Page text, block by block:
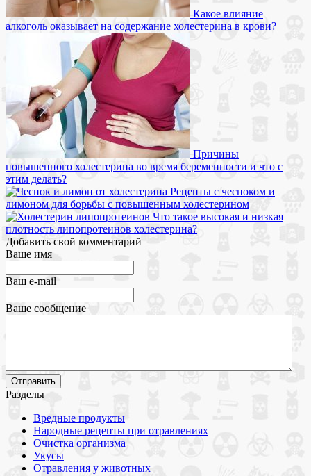
Какое влияние
алкоголь оказывает на содержание холестерина в крови?
Причины
повышенного холестерина во время беременности и что с
этим делать?
Рецепты с чесноком и
лимоном для борьбы с повышенным холестерином
Что такое высокая и низкая
плотность липопротеинов холестерина?
Добавить свой комментарий
Ваше имя
Ваш e-mail
Ваше сообщение
Разделы
Вредные продукты
Народные рецепты при отравлениях
Очистка организма
Укусы
Отравления у животных